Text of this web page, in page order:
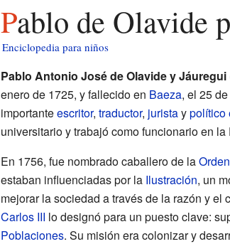
Pablo de Olavide
Enciclopedia para niños
Pablo Antonio José de Olavide y Jáuregui
enero de 1725, y fallecido en Baeza, el 25
importanteescritor, traductor, juristaypolítico
universitario y trabajó como funcionario en
En 1756, fue nombrado caballero de la
estaban influenciadas por la Ilustración, un
mejorar la sociedad a través de la razón y el
Carlos III lo designó para un puesto clave:
Poblaciones. Su misión era colonizar y